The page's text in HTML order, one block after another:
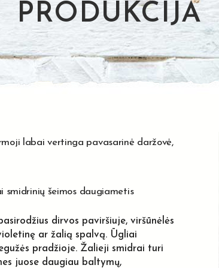
PRODUKCIJA
labai vertinga pavasarinė daržovė,
šeimos daugiametis
dirvos paviršiuje, viršūnėlės
ar žalią spalvą. Ūgliai
pradžioje. Žalieji smidrai turi
juose daugiau baltymų,